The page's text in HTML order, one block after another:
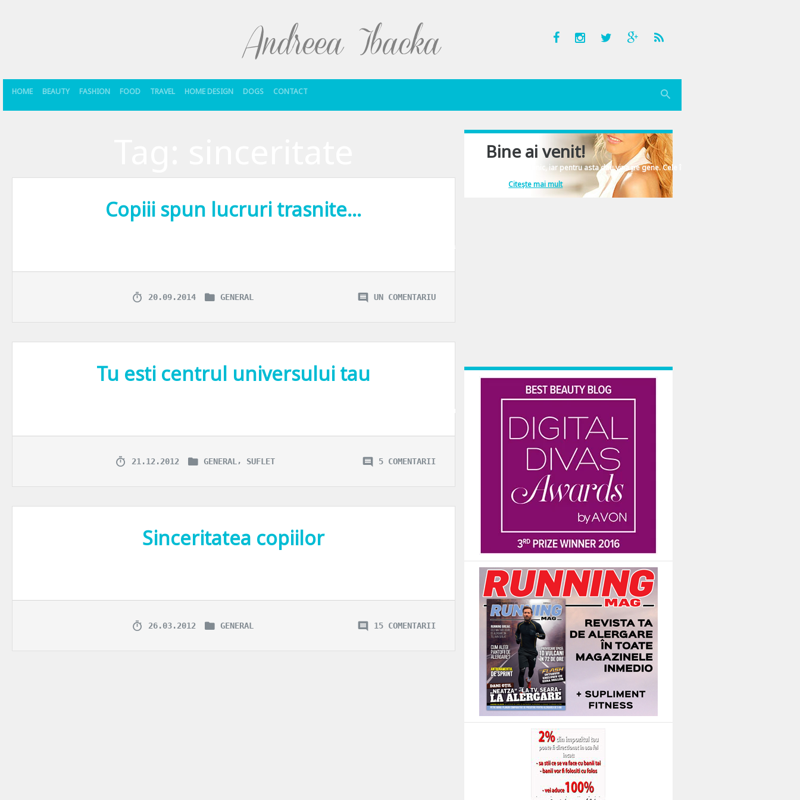
HOME BEAUTY FASHION FOOD TRAVEL HOME DESIGN DOGS CONTACT
Copiii spun lucruri trasnite…
Copiii spun lucruri trasnite… si sincere. Pe-asta o stiam deja. Chiar si asa, ori de cate ori imi bubuie in fata, nu ma pot abtine sa nu povestesc mai departe cate o metafora copilareasca de zile mari. Si spun asta cu gandul
20.09.2014 GENERAL UN COMENTARIU
Tu esti centrul universului tau
Nu, nu-i vreo maxima marca Ibacka si nici marca Patrascu. Si nici nu mi-am resetat ceasul de bord o data cu mult-anuntata Apocalipsa de azi. Merg dupa aceleasi principii, cu frica de Dumnezeu. Titlul e doar o replica
21.12.2012 GENERAL , SUFLET 5 COMENTARII
Sinceritatea copiilor
“Sinceritatea nu înseamnă a spune tot ce gândeşti, ci a gândi tot ce spui.” Un citat care nu-mi apartine, dar o mentilitate pe care o impartasesc. Din nefericire, printre adulti sinceritatea nu are intotdeauna legatura cu
26.03.2012 GENERAL 15 COMENTARII
Bine ai venit!
Îmi place să comunic, iar pentru asta dau vina pe gene. Cele înscrise în ADN-ul femeiesc.
Citește mai mult